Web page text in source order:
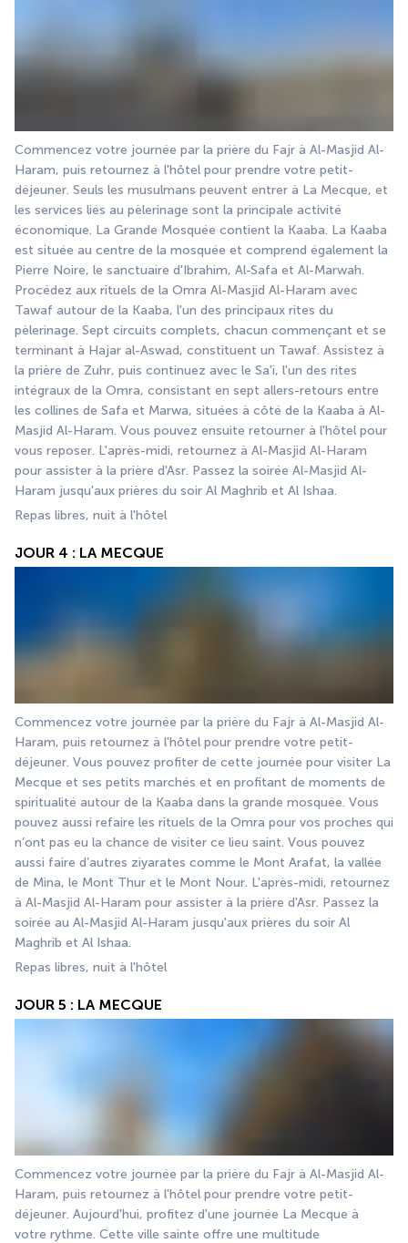
Commencez votre journée par la prière du Fajr à Al-Masjid Al-
Haram, puis retournez à l'hôtel pour prendre votre petit-
déjeuner. Seuls les musulmans peuvent entrer à La Mecque, et
les services liés au pèlerinage sont la principale activité
économique. La Grande Mosquée contient la Kaaba. La Kaaba
est située au centre de la mosquée et comprend également la
Pierre Noire, le sanctuaire d'Ibrahim, Al-Safa et Al-Marwah.
Procédez aux rituels de la Omra Al-Masjid Al-Haram avec
Tawaf autour de la Kaaba, l'un des principaux rites du
pèlerinage. Sept circuits complets, chacun commençant et se
terminant à Hajar al-Aswad, constituent un Tawaf. Assistez à
la prière de Zuhr, puis continuez avec le Sa'i, l'un des rites
intégraux de la Omra, consistant en sept allers-retours entre
les collines de Safa et Marwa, situées à côté de la Kaaba à Al-
Masjid Al-Haram. Vous pouvez ensuite retourner à l'hôtel pour
vous reposer. L'après-midi, retournez à Al-Masjid Al-Haram
pour assister à la prière d'Asr. Passez la soirée Al-Masjid Al-
Haram jusqu'aux prières du soir Al Maghrib et Al Ishaa.
Repas libres, nuit à l'hôtel
JOUR 4 : LA MECQUE
Commencez votre journée par la prière du Fajr à Al-Masjid Al-
Haram, puis retournez à l'hôtel pour prendre votre petit-
déjeuner. Vous pouvez profiter de cette journée pour visiter La
Mecque et ses petits marchés et en profitant de moments de
spiritualité autour de la Kaaba dans la grande mosquée. Vous
pouvez aussi refaire les rituels de la Omra pour vos proches qui
n’ont pas eu la chance de visiter ce lieu saint. Vous pouvez
aussi faire d’autres ziyarates comme le Mont Arafat, la vallée
de Mina, le Mont Thur et le Mont Nour. L'après-midi, retournez
à Al-Masjid Al-Haram pour assister à la prière d'Asr. Passez la
soirée au Al-Masjid Al-Haram jusqu'aux prières du soir Al
Maghrib et Al Ishaa.
Repas libres, nuit à l'hôtel
JOUR 5 : LA MECQUE
Commencez votre journée par la prière du Fajr à Al-Masjid Al-
Haram, puis retournez à l'hôtel pour prendre votre petit-
déjeuner. Aujourd'hui, profitez d'une journée La Mecque à
votre rythme. Cette ville sainte offre une multitude